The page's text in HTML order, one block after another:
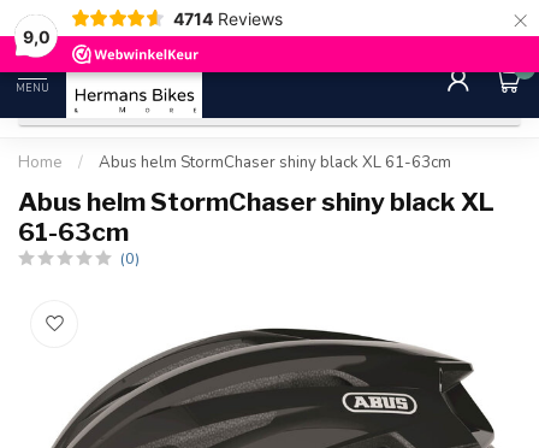
9,0
4714 Reviews ×
30 dagen bedenktijd Gratis
MENU
0
Home / Abus helm StormChaser shiny black XL 61-63cm
Abus helm StormChaser shiny black XL
61-63cm
(0)